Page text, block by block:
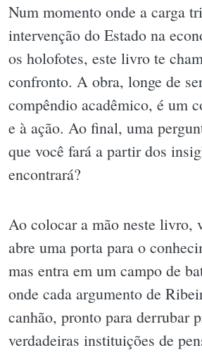
Num momento onde a carga
intervenção do Estado na
os holofotes, este livro te
confronto. A obra, longe de
compêndio acadêmico, é um
e à ação. Ao final, uma
que você fará a partir dos
encontrará?
Ao colocar a mão neste livro,
abre uma porta para o
mas entra em um campo de
onde cada argumento de
canhão, pronto para derrubar
verdadeiras instituições de